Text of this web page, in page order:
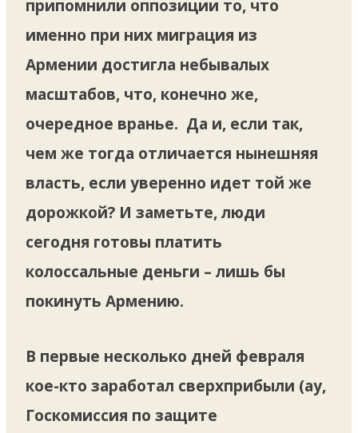
припомнили оппозиции то, что
именно при них миграция из
Армении достигла небывалых
масштабов, что, конечно же,
очередное вранье. Да и, если так,
чем же тогда отличается нынешняя
власть, если уверенно идет той же
дорожкой? И заметьте, люди
сегодня готовы платить
колоссальные деньги – лишь бы
покинуть Армению.
В первые несколько дней февраля
кое-кто заработал сверхприбыли (ау,
Госкомиссия по защите